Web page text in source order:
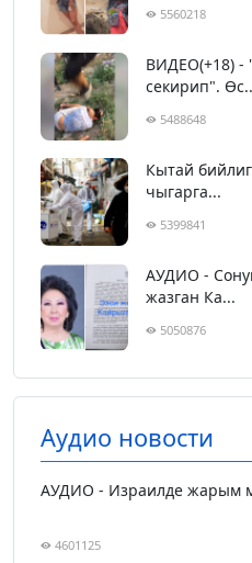
5560218
ВИДЕО(+18) -
секирип".
5488648
Кытай
чыгарга...
5399841
АУДИО -
жазган Ка...
5050876
Аудио новости
АУДИО - Израилде жарым
4601125